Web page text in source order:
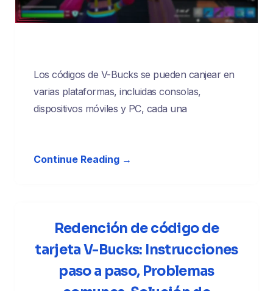
Los códigos de V-Bucks se pueden canjear en
varias plataformas, incluidas consolas,
dispositivos móviles y PC, cada una
Continue Reading →
Redención de código de
tarjeta V-Bucks: Instrucciones
paso a paso, Problemas